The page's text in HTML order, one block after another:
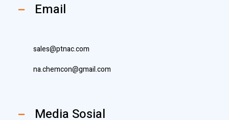
Email
sales@ptnac.com
na.chemcon@gmail.com
Media Sosial